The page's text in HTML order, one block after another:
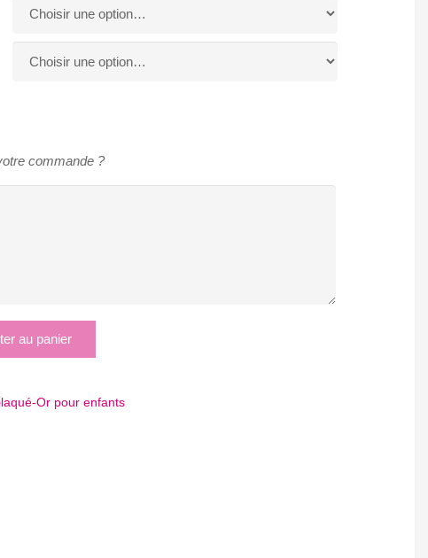
commande ?
au panier
Or pour enfants